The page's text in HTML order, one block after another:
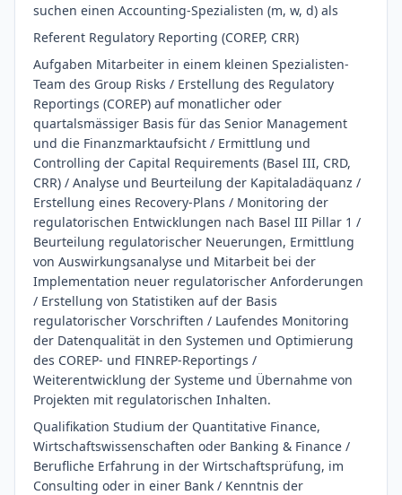
suchen einen Accounting-Spezialisten (m, w, d) als
Referent Regulatory Reporting (COREP, CRR)
Aufgaben Mitarbeiter in einem kleinen Spezialisten-
Team des Group Risks / Erstellung des Regulatory
Reportings (COREP) auf monatlicher oder
quartalsmässiger Basis für das Senior Management
und die Finanzmarktaufsicht / Ermittlung und
Controlling der Capital Requirements (Basel III, CRD,
CRR) / Analyse und Beurteilung der Kapitaladäquanz /
Erstellung eines Recovery-Plans / Monitoring der
regulatorischen Entwicklungen nach Basel III Pillar 1 /
Beurteilung regulatorischer Neuerungen, Ermittlung
von Auswirkungsanalyse und Mitarbeit bei der
Implementation neuer regulatorischer Anforderungen
/ Erstellung von Statistiken auf der Basis
regulatorischer Vorschriften / Laufendes Monitoring
der Datenqualität in den Systemen und Optimierung
des COREP- und FINREP-Reportings /
Weiterentwicklung der Systeme und Übernahme von
Projekten mit regulatorischen Inhalten.
Qualifikation Studium der Quantitative Finance,
Wirtschaftswissenschaften oder Banking & Finance /
Berufliche Erfahrung in der Wirtschaftsprüfung, im
Consulting oder in einer Bank / Kenntnis der